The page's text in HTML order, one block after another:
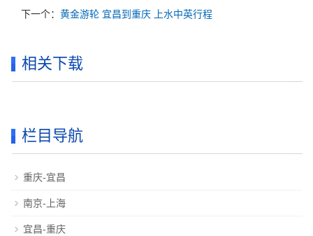
下一个： 黄金游轮 宜昌到重庆 上水中英行程
相关下载
栏目导航
重庆-宜昌
南京-上海
宜昌-重庆